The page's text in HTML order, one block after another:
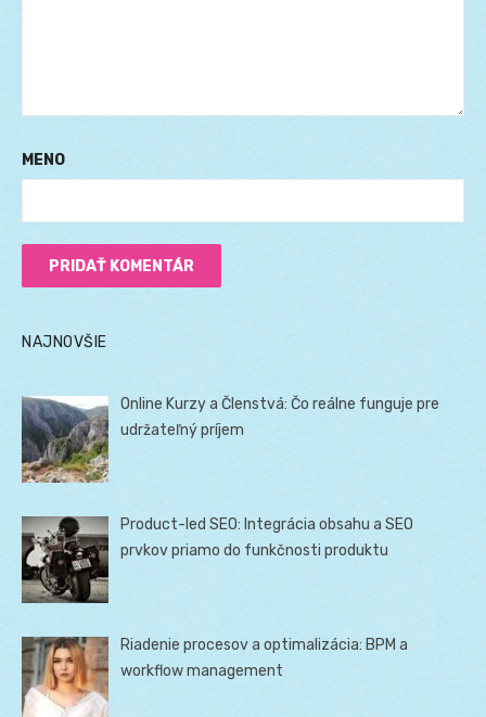
MENO
NAJNOVŠIE
Online Kurzy a Členstvá: Čo reálne funguje pre
udržateľný príjem
Product-led SEO: Integrácia obsahu a SEO
prvkov priamo do funkčnosti produktu
Riadenie procesov a optimalizácia: BPM a
workflow management